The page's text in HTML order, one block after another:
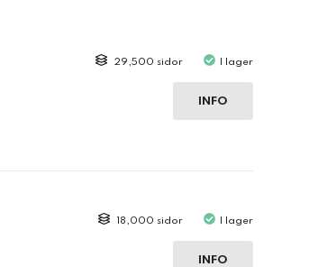
29,500 sidor I lager
INFO
18,000 sidor I lager
INFO